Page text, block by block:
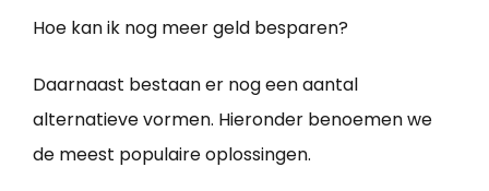
Hoe kan ik nog meer geld besparen?
Daarnaast bestaan er nog een aantal
alternatieve vormen. Hieronder benoemen we
de meest populaire oplossingen.